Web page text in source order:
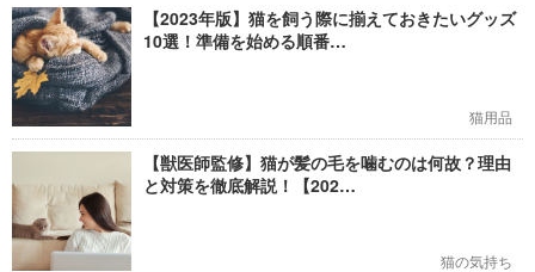
【2023年版】猫を飼う際に揃えておきたいグッズ
10選！準備を始める順番…
猫用品
【獣医師監修】猫が髪の毛を噛むのは何故？理由
と対策を徹底解説！【202…
猫の気持ち